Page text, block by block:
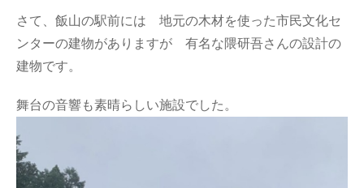
さて、飯山の駅前には 地元の木材を使った市民文化セ
ンターの建物がありますが 有名な隈研吾さんの設計の
建物です。
舞台の音響も素晴らしい施設でした。